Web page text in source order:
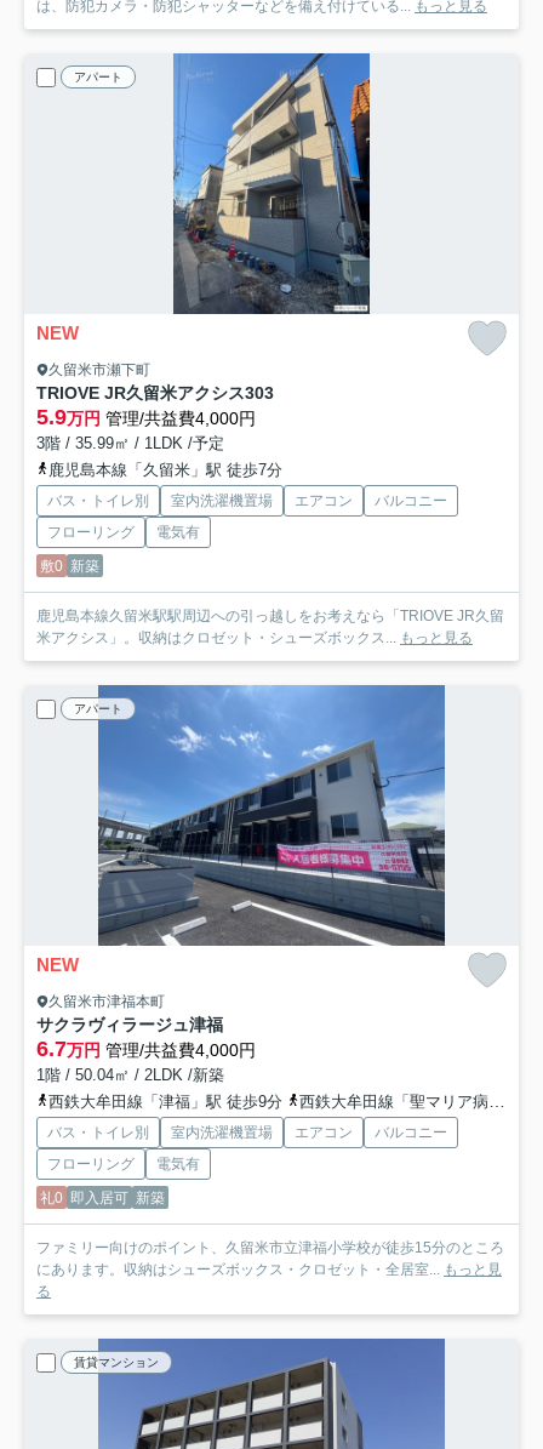
は、防犯カメラ・防犯シャッターなどを備え付けている... もっと見る
アパート
NEW
久留米市瀬下町
TRIOVE JR久留米アクシス303
5.9万円 管理/共益費4,000円
3階 / 35.99㎡ / 1LDK /予定
鹿児島本線「久留米」駅 徒歩7分
バス・トイレ別 室内洗濯機置場 エアコン
バルコニー
フローリング
電気有
敷0 新築
鹿児島本線久留米駅駅周辺への引っ越しをお考えなら「TRIOVE JR久留
米アクシス」。収納はクロゼット・シューズボックス... もっと見る
アパート
NEW
久留米市津福本町
サクラヴィラージュ津福
6.7万円 管理/共益費4,000円
1階 / 50.04㎡ / 2LDK /新築
西鉄大牟田線「津福」駅 徒歩9分
西鉄大牟田線「聖マリア病院前」駅 徒歩16分
バス・トイレ別 室内洗濯機置場 エアコン
バルコニー
フローリング
電気有
礼0 即入居可 新築
ファミリー向けのポイント、久留米市立津福小学校が徒歩15分のところ
にあります。収納はシューズボックス・クロゼット・全居室... もっと見
る
賃貸マンション